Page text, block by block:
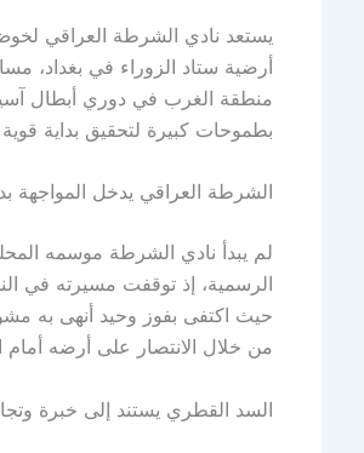
يستعد نادي الشرطة العراقي
بطموحات كبيرة لتحقيق بداية
الشرطة العراقي يدخل المواجهة
لم يبدأ نادي الشرطة موسمه
الرسمية، إذ توقفت مسيرته في
حيث اكتفى بفوز وحيد أنهى به
من خلال الانتصار على أرضه أمام
السد القطري يستند إلى خبرة